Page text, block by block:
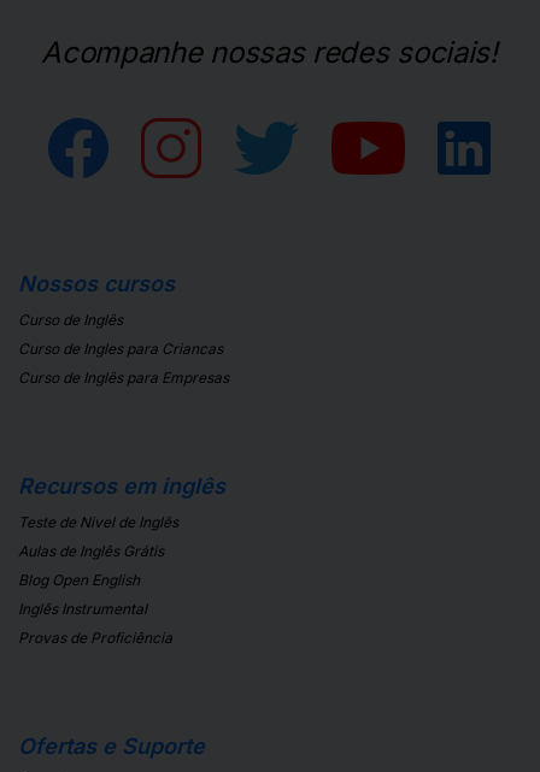
Acompanhe nossas redes sociais!
Nossos cursos
Curso de Inglês
Curso de Ingles para Criancas
Curso de Inglês para Empresas
Recursos em inglês
Teste de Nivel de Inglês
Aulas de Inglês Grátis
Blog Open English
Inglês Instrumental
Provas de Proficiência
Ofertas e Suporte